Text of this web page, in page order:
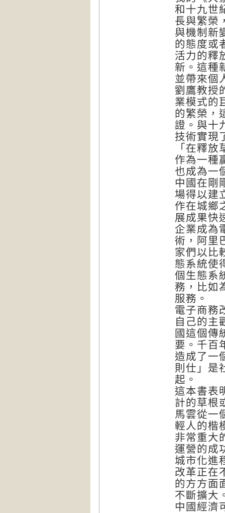
和十九世
長與繁榮
與機制新
的態度或
活力的釋
新。這種
並帶來個
劉鷹教授
業模式的
的繁榮，
證。與十
技術實現
「在釋
作為一種
也成為一
中國在剛
場得以建
作在城鄉
展成果快
企業成為
術，阿里
家們以比
態系統使
個生態系
務，比如
服務。
電子商務
自己的主
國這個傳
要。千百
造成了一
則仕」是
起。
這本書表
計的草根
馬雲從一
輕人的楷
非常重大
運營的成
城市化進
改革正在
的方方面
不斷擴大
中國經濟